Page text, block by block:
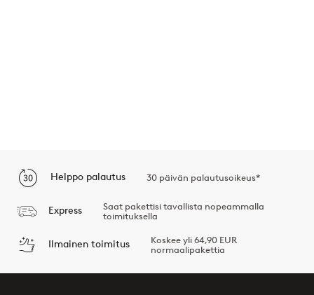
Helppo palautus 30 päivän palautusoikeus*
Express
Saat pakettisi tavallista nopeammalla
toimituksella
Ilmainen toimitus
Koskee yli 64,90 EUR
normaalipakettia